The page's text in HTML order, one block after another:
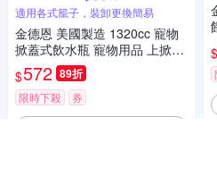
適用各式籠子，裝卸更換簡易
金德恩 美國製造 1320cc 寵物
掀蓋式飲水瓶 寵物用品 上掀蓋
飲水瓶 飲水瓶 飲水器 寵物 LIX
IT
$572 89折
限時下殺 券
$